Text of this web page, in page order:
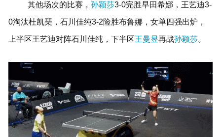
其他场次的比赛，孙颖莎3-0完胜早田希娜，王艺迪3-
0淘汰杜凯琹，石川佳纯3-2险胜布鲁娜，女单四强出炉，
上半区王艺迪对阵石川佳纯，下半区王曼昱再战孙颖莎。